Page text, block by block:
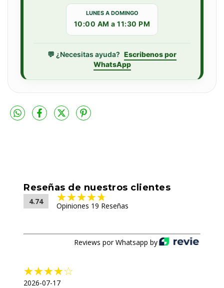
LUNES A DOMINGO
10:00 AM a 11:30 PM
💬 ¿Necesitas ayuda? Escribenos por
WhatsApp
Reseñas de nuestros clientes
4.74 Opiniones 19 Reseñas
Reviews por Whatsapp by
2026-07-17